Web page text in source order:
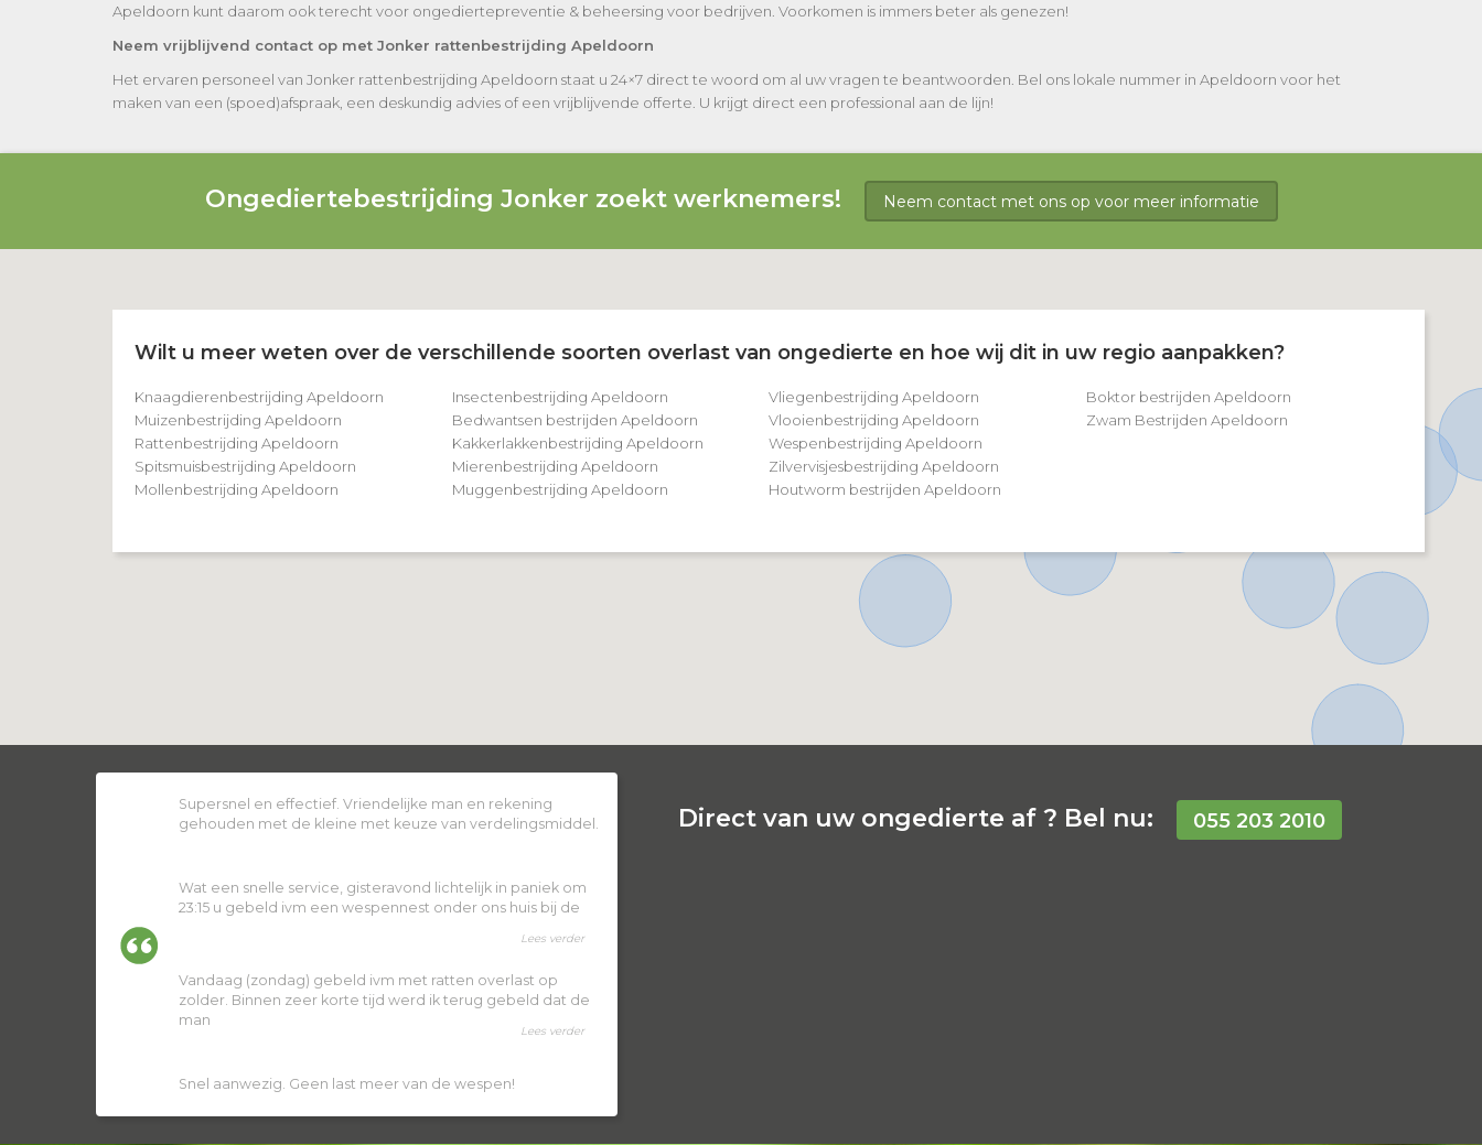
Apeldoorn kunt daarom ook terecht voor ongediertepreventie & beheersing voor bedrijven. Voorkomen is immers beter als genezen!
Neem vrijblijvend contact op met Jonker rattenbestrijding Apeldoorn
Het ervaren personeel van Jonker rattenbestrijding Apeldoorn staat u 24×7 direct te woord om al uw vragen te beantwoorden. Bel ons lokale nummer in Apeldoorn voor het
maken van een (spoed)afspraak, een deskundig advies of een vrijblijvende offerte. U krijgt direct een professional aan de lijn!
Ongediertebestrijding Jonker zoekt werknemers! Neem contact met ons op voor meer informatie
Wilt u meer weten over de verschillende soorten overlast van ongedierte en hoe wij dit in uw regio aanpakken?
Knaagdierenbestrijding Apeldoorn
Muizenbestrijding Apeldoorn
Rattenbestrijding Apeldoorn
Spitsmuisbestrijding Apeldoorn
Mollenbestrijding Apeldoorn
Insectenbestrijding Apeldoorn
Bedwantsen bestrijden Apeldoorn
Kakkerlakkenbestrijding Apeldoorn
Mierenbestrijding Apeldoorn
Muggenbestrijding Apeldoorn
Vliegenbestrijding Apeldoorn
Vlooienbestrijding Apeldoorn
Wespenbestrijding Apeldoorn
Zilvervisjesbestrijding Apeldoorn
Houtworm bestrijden Apeldoorn
Boktor bestrijden Apeldoorn
Zwam Bestrijden Apeldoorn
Supersnel en effectief. Vriendelijke man en rekening
gehouden met de kleine met keuze van verdelingsmiddel.
Wat een snelle service, gisteravond lichtelijk in paniek om
23:15 u gebeld ivm een wespennest onder ons huis bij de
Lees verder
Vandaag (zondag) gebeld ivm met ratten overlast op
zolder. Binnen zeer korte tijd werd ik terug gebeld dat de
man
Lees verder
Snel aanwezig. Geen last meer van de wespen!
Direct van uw ongedierte af ? Bel nu: 055 203 2010